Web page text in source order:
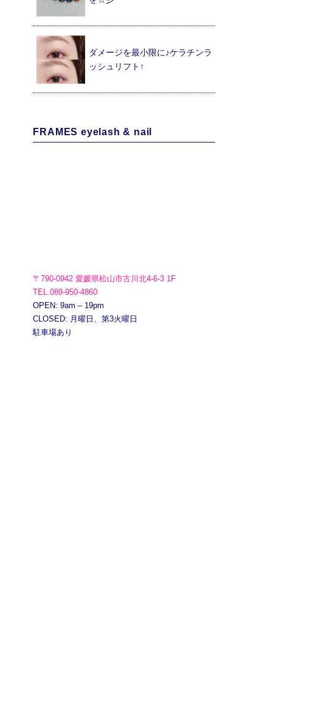
ダメージを最小限に♪ケラチンラ
ッシュリフト↑
FRAMES eyelash & nail
〒790-0942 愛媛県松山市古川北4-6-3 1F
TEL.089-950-4860
OPEN: 9am – 19pm
CLOSED: 月曜日、第3火曜日
駐車場あり